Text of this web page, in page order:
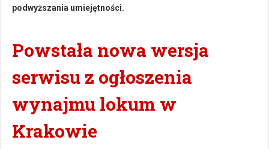
podwyższania umiejętności.
Powstała nowa wersja
serwisu z ogłoszenia
wynajmu lokum w
Krakowie